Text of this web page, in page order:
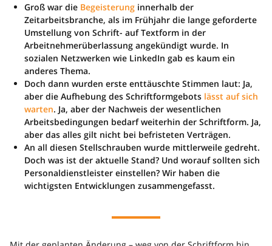
Groß war die Begeisterung innerhalb der
Zeitarbeitsbranche, als im Frühjahr die lange geforderte
Umstellung von Schrift- auf Textform in der
Arbeitnehmerüberlassung angekündigt wurde. In
sozialen Netzwerken wie LinkedIn gab es kaum ein
anderes Thema.
Doch dann wurden erste enttäuschte Stimmen laut: Ja,
aber die Aufhebung des Schriftformgebots lässt auf sich
warten. Ja, aber der Nachweis der wesentlichen
Arbeitsbedingungen bedarf weiterhin der Schriftform. Ja,
aber das alles gilt nicht bei befristeten Verträgen.
An all diesen Stellschrauben wurde mittlerweile gedreht.
Doch was ist der aktuelle Stand? Und worauf sollten sich
Personaldienstleister einstellen? Wir haben die
wichtigsten Entwicklungen zusammengefasst.